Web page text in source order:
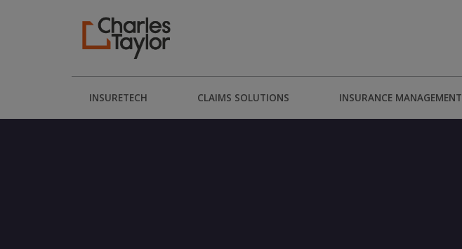
INSURETECH CLAIMS SOLUTIONS INSURANCE MANAGEMENT